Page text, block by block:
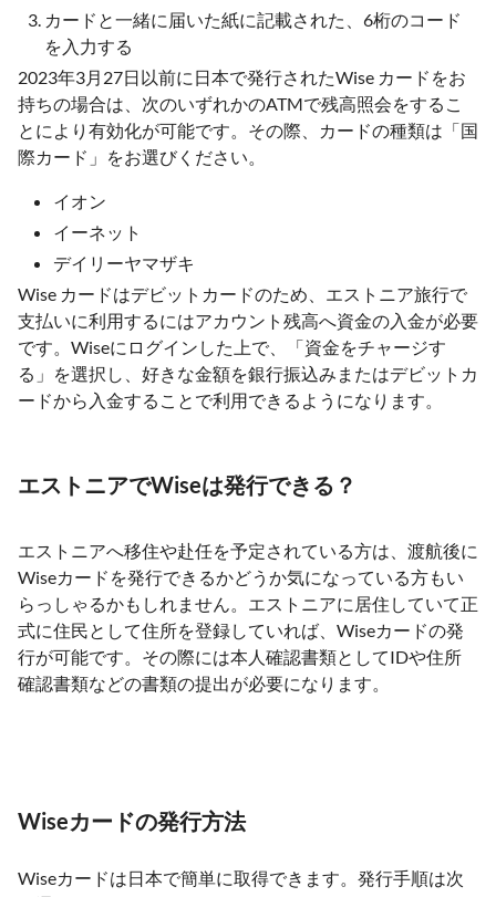
カードと一緒に届いた紙に記載された、6桁のコード
を入力する
2023年3月27日以前に日本で発行されたWise カードをお
持ちの場合は、次のいずれかのATMで残高照会をするこ
とにより有効化が可能です。その際、カードの種類は「国
際カード」をお選びください。
イオン
イーネット
デイリーヤマザキ
Wise カードはデビットカードのため、エストニア旅行で
支払いに利用するにはアカウント残高へ資金の入金が必要
です。Wiseにログインした上で、「資金をチャージす
る」を選択し、好きな金額を銀行振込みまたはデビットカ
ードから入金することで利用できるようになります。
エストニアでWiseは発行できる？
エストニアへ移住や赴任を予定されている方は、渡航後に
Wiseカードを発行できるかどうか気になっている方もい
らっしゃるかもしれません。エストニアに居住していて正
式に住民として住所を登録していれば、Wiseカードの発
行が可能です。その際には本人確認書類としてIDや住所
確認書類などの書類の提出が必要になります。
Wiseカードの発行方法
Wiseカードは日本で簡単に取得できます。発行手順は次